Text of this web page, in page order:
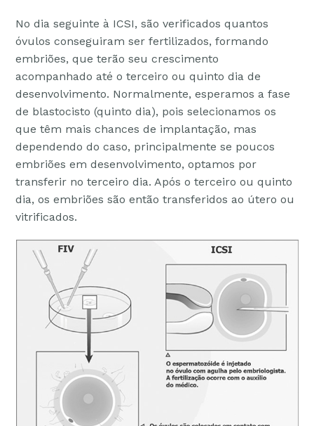
No dia seguinte à ICSI, são verificados quantos
óvulos conseguiram ser fertilizados, formando
embriões, que terão seu crescimento
acompanhado até o terceiro ou quinto dia de
desenvolvimento. Normalmente, esperamos a fase
de blastocisto (quinto dia), pois selecionamos os
que têm mais chances de implantação, mas
dependendo do caso, principalmente se poucos
embriões em desenvolvimento, optamos por
transferir no terceiro dia. Após o terceiro ou quinto
dia, os embriões são então transferidos ao útero ou
vitrificados.